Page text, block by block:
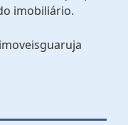
imobiliário.